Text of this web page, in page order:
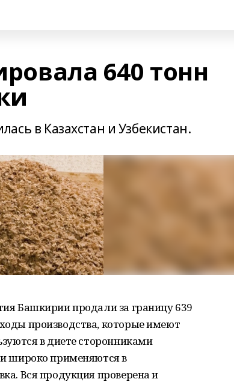
640 тонн
в Казахстан и Узбекистан.
Башкирии продали за границу 639
производства, которые имеют
в диете сторонниками
широко применяются в
Вся продукция проверена и